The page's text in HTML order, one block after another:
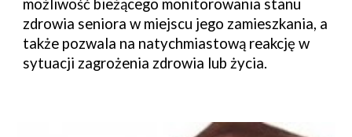
możliwość bieżącego monitorowania stanu
zdrowia seniora w miejscu jego zamieszkania, a
także pozwala na natychmiastową reakcję w
sytuacji zagrożenia zdrowia lub życia.